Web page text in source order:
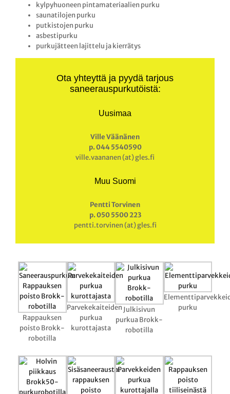
kylpyhuoneen pintamateriaalien purku
saunatilojen purku
putkistojen purku
asbestipurku
purkujätteen lajittelu ja kierrätys
Ota yhteyttä ja pyydä tarjous
saneerauspurkutöistä:
Uusimaa
Ville Väänänen
p. 044 5540590
ville.vaananen (at) gles.fi
Muu Suomi
Pentti Torvinen
p. 050 5500 223
pentti.torvinen (at) gles.fi
Rappauksen
poisto Brokk-
robotilla
Parvekekaiteiden
purkua
kurottajasta
Julkisivun
purkua Brokk-
robotilla
purku